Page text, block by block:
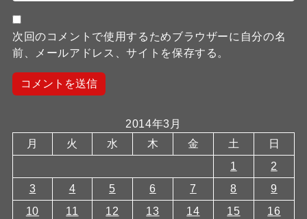
次回のコメントで使用するためブラウザーに自分の名
前、メールアドレス、サイトを保存する。
2014年3月
月
火 水 木 金 土
日
1
2
3
4 5 6 7 8
9
10
11 12 13 14 15 16